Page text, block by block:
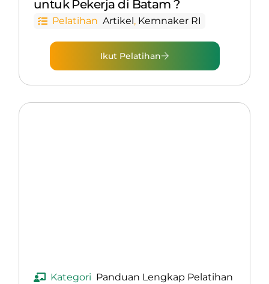
untuk Pekerja di Batam ?
Pelatihan Artikel, Kemnaker RI
Ikut Pelatihan
Kategori Panduan Lengkap Pelatihan